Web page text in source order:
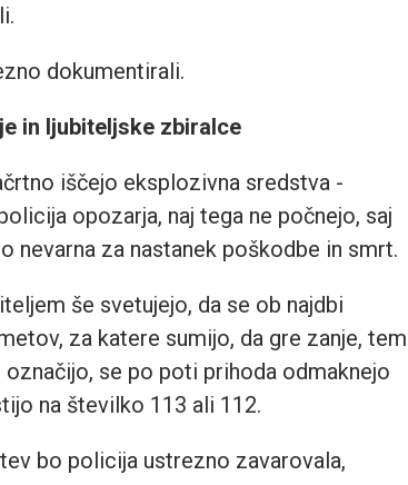
dokumentirali.
in ljubiteljske zbiralce
iščejo eksplozivna sredstva -
opozarja, naj tega ne počnejo, saj
nevarna za nastanek poškodbe in smrt.
še svetujejo, da se ob najdbi
za katere sumijo, da gre zanje, tem
se po poti prihoda odmaknejo
na številko 113 ali 112.
bo policija ustrezno zavarovala,